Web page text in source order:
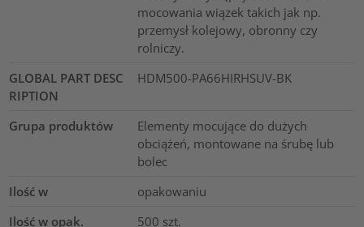
mocowania wiązek takich jak np.
przemysł kolejowy, obronny czy
rolniczy.
GLOBAL PART DESC
RIPTION
HDM500-PA66HIRHSUV-BK
Grupa produktów
Elementy mocujące do dużych
obciążeń, montowane na śrubę lub
bolec
Ilość w
opakowaniu
Ilość w opak.
500 szt.